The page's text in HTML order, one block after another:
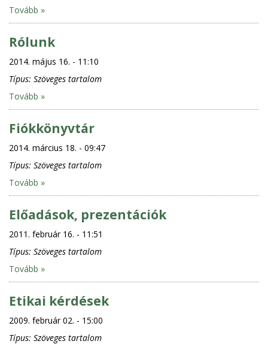
Tovább »
Rólunk
2014. május 16. - 11:10
Típus: Szöveges tartalom
Tovább »
Fiókkönyvtár
2014. március 18. - 09:47
Típus: Szöveges tartalom
Tovább »
Előadások, prezentációk
2011. február 16. - 11:51
Típus: Szöveges tartalom
Tovább »
Etikai kérdések
2009. február 02. - 15:00
Típus: Szöveges tartalom